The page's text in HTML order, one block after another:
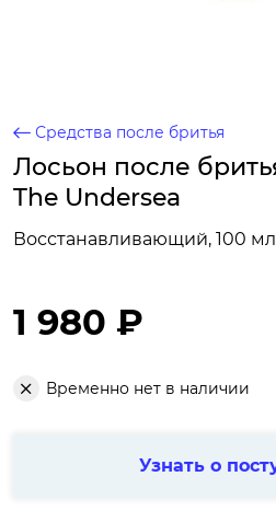
Средства после бритья
Лосьон после
The Undersea
Восстанавливающий, 100 мл
1 980 ₽
Временно нет в наличии
Узнать о